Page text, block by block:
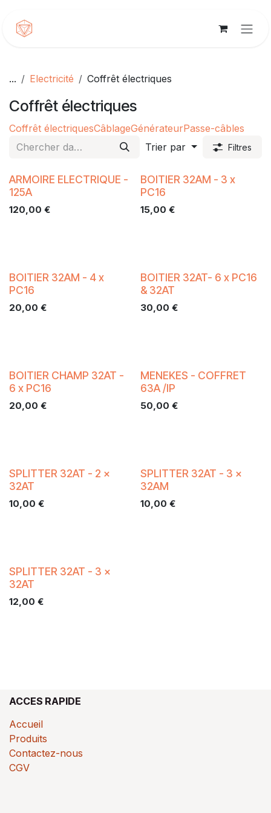
... Electricité Coffrêt électriques
Coffrêt électriques
Coffrêt électriquesCâblageGénérateurPasse-câbles
Trier par
Filtres
ARMOIRE ELECTRIQUE -
125A
120,00 €
BOITIER 32AM - 3 x
PC16
15,00 €
BOITIER 32AM - 4 x
PC16
20,00 €
BOITIER 32AT- 6 x PC16
& 32AT
30,00 €
BOITIER CHAMP 32AT -
6 x PC16
20,00 €
MENEKES - COFFRET
63A /IP
50,00 €
SPLITTER 32AT - 2 x
32AT
10,00 €
SPLITTER 32AT - 3 x
32AM
10,00 €
SPLITTER 32AT - 3 x
32AT
12,00 €
ACCES RAPIDE
Accueil
Produits
Contactez-nous
CGV